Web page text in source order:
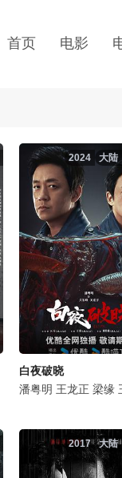
首页 电影
汤晶媚 杨雨潼 海陆 邓
大陆
2024
白夜破晓
潘粤明 王龙正 梁缘
大陆
2017